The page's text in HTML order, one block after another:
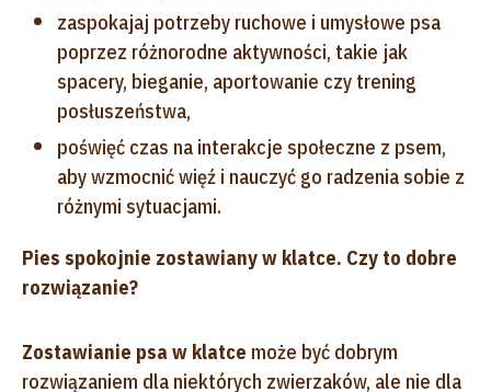
zaspokajaj potrzeby ruchowe i umysłowe psa
poprzez różnorodne aktywności, takie jak
spacery, bieganie, aportowanie czy trening
posłuszeństwa,
poświęć czas na interakcje społeczne z psem,
aby wzmocnić więź i nauczyć go radzenia sobie z
różnymi sytuacjami.
Pies spokojnie zostawiany w klatce. Czy to dobre
rozwiązanie?
Zostawianie psa w klatce może być dobrym
rozwiązaniem dla niektórych zwierzaków, ale nie dla